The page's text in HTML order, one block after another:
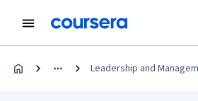
Leadership and